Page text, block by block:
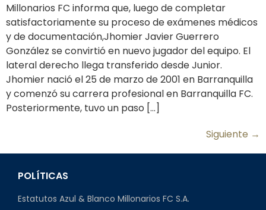
Millonarios FC informa que, luego de completar
satisfactoriamente su proceso de exámenes médicos
y de documentación,Jhomier Javier Guerrero
González se convirtió en nuevo jugador del equipo. El
lateral derecho llega transferido desde Junior.
Jhomier nació el 25 de marzo de 2001 en Barranquilla
y comenzó su carrera profesional en Barranquilla FC.
Posteriormente, tuvo un paso […]
Siguiente →
POLÍTICAS
Estatutos Azul & Blanco Millonarios FC S.A.